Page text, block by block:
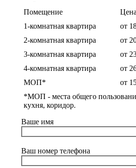
Помещение
1-комнатная квартира
от
2-комнатная квартира
от
3-комнатная квартира
от
4-комнатная квартира
от
МОП*
от
*МОП - места общего
кухня, коридор.
Ваше имя
Ваш номер телефона